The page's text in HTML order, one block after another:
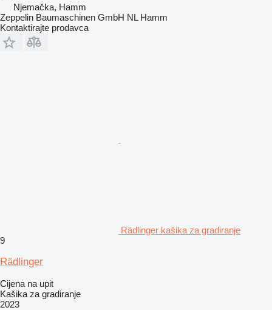
Njemačka, Hamm
Zeppelin Baumaschinen GmbH NL Hamm
Kontaktirajte prodavca
Rädlinger kašika za gradiranje
9
Rädlinger
Cijena na upit
Kašika za gradiranje
2023